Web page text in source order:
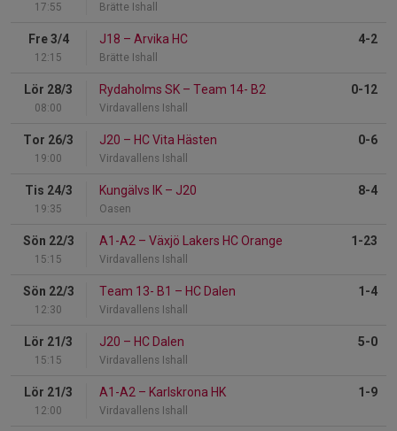
17:55 Brätte Ishall
Fre 3/4
12:15
J18 – Arvika HC
Brätte Ishall
4-2
Lör 28/3
08:00
Rydaholms SK – Team 14- B2
Virdavallens Ishall
0-12
Tor 26/3
19:00
J20 – HC Vita Hästen
Virdavallens Ishall
0-6
Tis 24/3
19:35
Kungälvs IK – J20
Oasen
8-4
Sön 22/3
15:15
A1-A2 – Växjö Lakers HC Orange
Virdavallens Ishall
1-23
Sön 22/3
12:30
Team 13- B1 – HC Dalen
Virdavallens Ishall
1-4
Lör 21/3
15:15
J20 – HC Dalen
Virdavallens Ishall
5-0
Lör 21/3
12:00
A1-A2 – Karlskrona HK
Virdavallens Ishall
1-9